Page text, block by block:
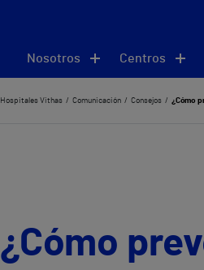
Nosotros Centros
Hospitales Vithas Comunicación Consejos ¿Cómo
¿Cómo